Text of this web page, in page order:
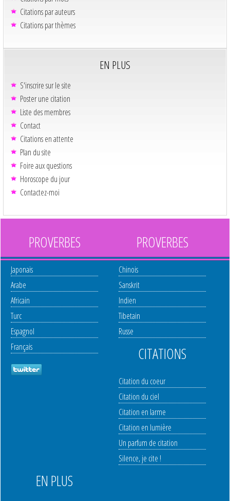
Citations par auteurs
Citations par thèmes
EN PLUS
S'inscrire sur le site
Poster une citation
Liste des membres
Contact
Citations en attente
Plan du site
Foire aux questions
Horoscope du jour
Contactez-moi
PROVERBES
Japonais
Arabe
Africain
Turc
Espagnol
Français
PROVERBES
Chinois
Sanskrit
Indien
Tibetain
Russe
CITATIONS
Citation du coeur
Citation du ciel
Citation en larme
Citation en lumière
Un parfum de citation
Silence, je cite !
EN PLUS